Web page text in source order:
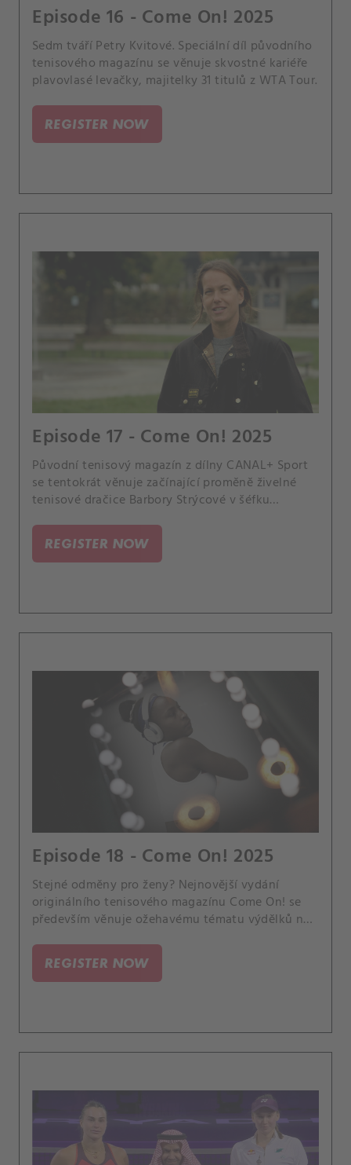
Episode 16 - Come On! 2025
Sedm tváří Petry Kvitové. Speciální díl původního
tenisového magazínu se věnuje skvostné kariéře
plavovlasé levačky, majitelky 31 titulů z WTA Tour.
REGISTER NOW
Episode 17 - Come On! 2025
Původní tenisový magazín z dílny CANAL+ Sport
se tentokrát věnuje začínající proměně živelné
tenisové dračice Barbory Strýcové v šéfku
A všímá si, které hvězdy se jako první
kvalifikovaly na pompézní slavnosti WTA Finals,
při níž se v Rijádu utká osm nejlepších dam a osm
REGISTER NOW
Episode 18 - Come On! 2025
Stejné odměny pro ženy? Nejnovější vydání
originálního tenisového magazínu Come On! se
především věnuje ožehavému tématu výdělků na
i muži dostávaly stejné honoráře, třebaže pánové
leckdy hrají delší zápasy a přitahují větší
pozornost fanoušků i sponzorů?.
REGISTER NOW